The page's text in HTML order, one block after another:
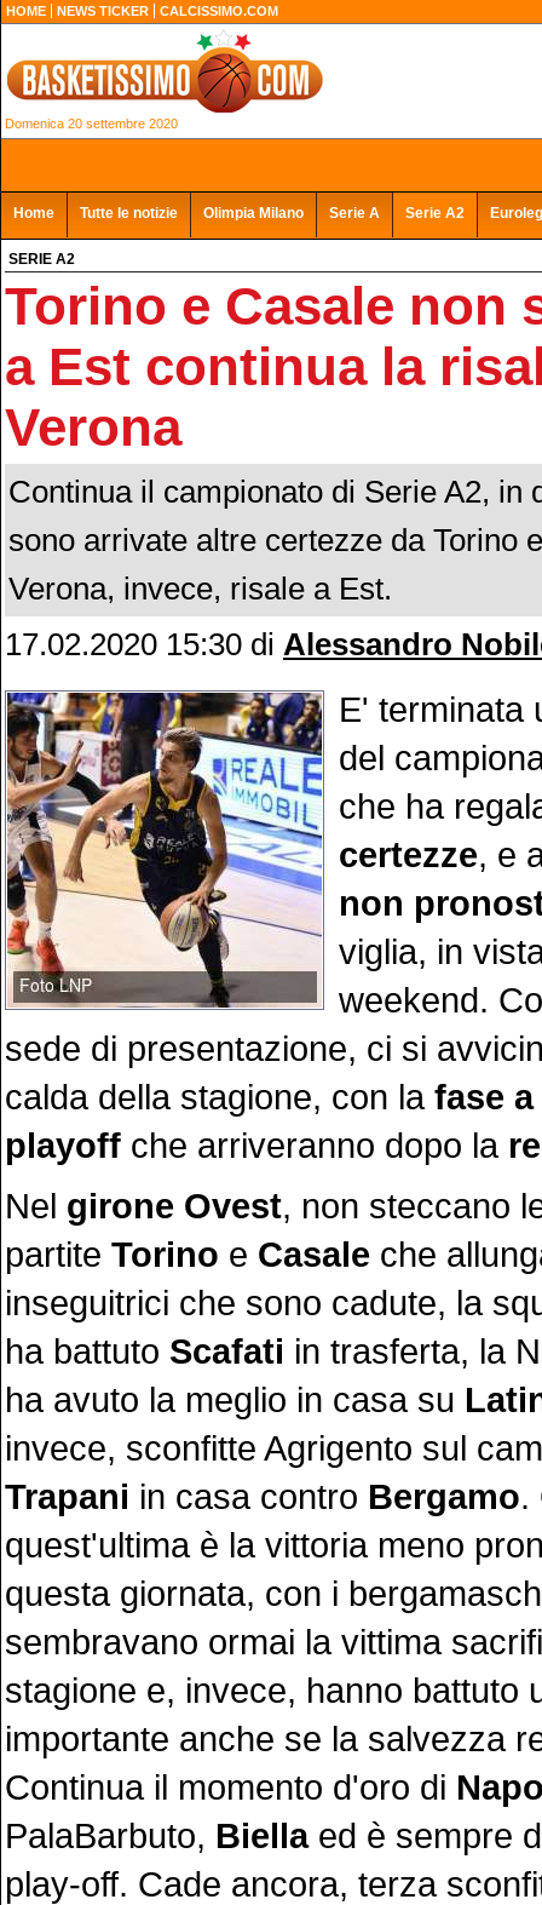
HOME NEWS TICKER CALCISSIMO.COM
Domenica 20 settembre 2020
Home Tutte le notizie Olimpia Milano Serie A Serie A2
SERIE A2
Torino e Casale non
a Est continua la
Verona
Continua il campionato di Serie A2, in
sono arrivate altre certezze da Torino
Verona, invece, risale a Est.
17.02.2020 15:30 di Alessandro
E' terminata
del
che ha
certezze, e
non
viglia, in
weekend.
sede di presentazione, ci si
calda della stagione, con la fase
playoff che arriveranno dopo la
Nel girone Ovest, non steccano
partite Torino e Casale che
inseguitrici che sono cadute, la
ha battuto Scafati in trasferta, la
ha avuto la meglio in casa su
invece, sconfitte Agrigento sul
Trapani in casa contro Bergamo.
quest'ultima è la vittoria meno
questa giornata, con i
sembravano ormai la vittima
stagione e, invece, hanno battuto
importante anche se la salvezza
Continua il momento d'oro di
PalaBarbuto, Biella ed è sempre
play-off. Cade ancora, terza